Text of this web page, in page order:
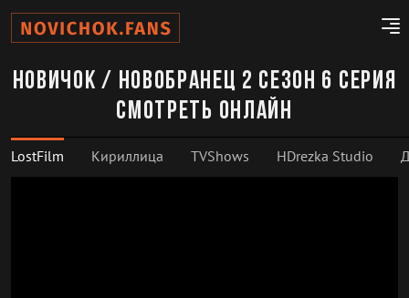
Новичок / Новобранец 2 сезон 6 серия
смотреть онлайн
LostFilm Кириллица TVShows HDrezka Studio